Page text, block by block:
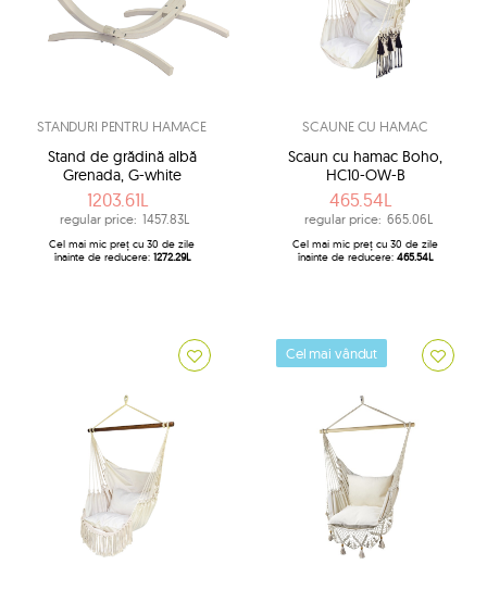
STANDURI PENTRU HAMACE
Stand de grădină albă
Grenada, G-white
1203.61L
regular price: 1457.83L
Cel mai mic preț cu 30 de zile
înainte de reducere: 1272.29L
SCAUNE CU HAMAC
Scaun cu hamac Boho,
HC10-OW-B
465.54L
regular price: 665.06L
Cel mai mic preț cu 30 de zile
înainte de reducere: 465.54L
Cel mai vândut